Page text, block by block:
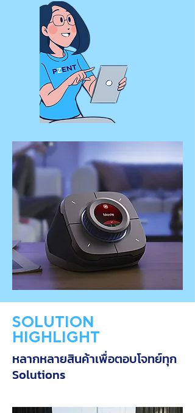
SOLUTION
HIGHLIGHT
หลากหลายสินค้าเพื่อตอบโจทย์ทุก
Solutions